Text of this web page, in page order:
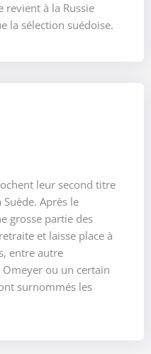
revient à la Russie
la sélection suédoise.
leur second titre
Après le
grosse partie des
et laisse place à
entre autre
Omeyer ou un certain
surnommés les